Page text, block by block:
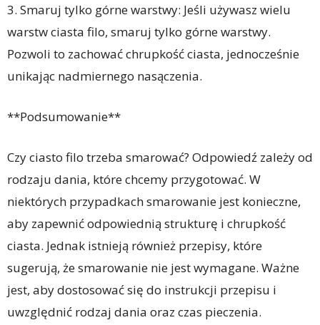
3. Smaruj tylko górne warstwy: Jeśli używasz wielu
warstw ciasta filo, smaruj tylko górne warstwy.
Pozwoli to zachować chrupkość ciasta, jednocześnie
unikając nadmiernego nasączenia.
**Podsumowanie**
Czy ciasto filo trzeba smarować? Odpowiedź zależy od
rodzaju dania, które chcemy przygotować. W
niektórych przypadkach smarowanie jest konieczne,
aby zapewnić odpowiednią strukturę i chrupkość
ciasta. Jednak istnieją również przepisy, które
sugerują, że smarowanie nie jest wymagane. Ważne
jest, aby dostosować się do instrukcji przepisu i
uwzględnić rodzaj dania oraz czas pieczenia.